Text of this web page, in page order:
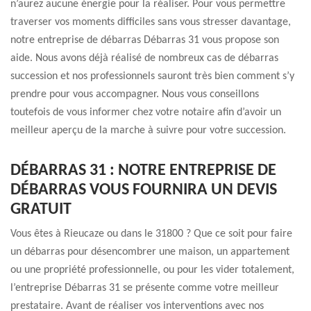
n’aurez aucune énergie pour la réaliser. Pour vous permettre
traverser vos moments difficiles sans vous stresser davantage,
notre entreprise de débarras Débarras 31 vous propose son
aide. Nous avons déjà réalisé de nombreux cas de débarras
succession et nos professionnels sauront très bien comment s’y
prendre pour vous accompagner. Nous vous conseillons
toutefois de vous informer chez votre notaire afin d’avoir un
meilleur aperçu de la marche à suivre pour votre succession.
DÉBARRAS 31 : NOTRE ENTREPRISE DE
DÉBARRAS VOUS FOURNIRA UN DEVIS
GRATUIT
Vous êtes à Rieucaze ou dans le 31800 ? Que ce soit pour faire
un débarras pour désencombrer une maison, un appartement
ou une propriété professionnelle, ou pour les vider totalement,
l’entreprise Débarras 31 se présente comme votre meilleur
prestataire. Avant de réaliser vos interventions avec nos